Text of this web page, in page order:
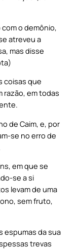
o demônio,
atreveu a
mas disse
coisas que
razão, em todas
de Caim, e, por
se no erro de
em que se
se a si
levam de uma
sem fruto,
espumas da sua
trevas